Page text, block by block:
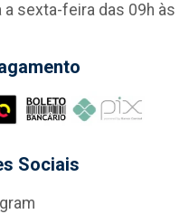
sexta-feira das 09h às
Sociais